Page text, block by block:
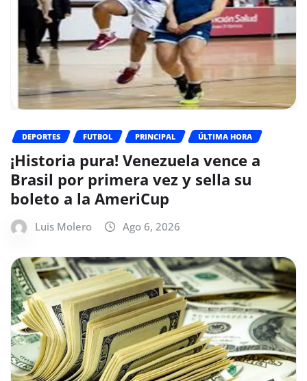
DEPORTES FUTBOL PRINCIPAL ÚLTIMA HORA
¡Historia pura! Venezuela vence a
Brasil por primera vez y sella su
boleto a la AmeriCup
Luis Molero Ago 6, 2026